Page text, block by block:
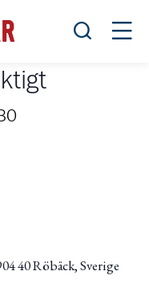
Öppna
40 Röbäck, Sverige